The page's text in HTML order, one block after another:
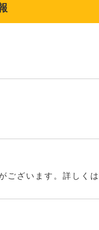
ざいます。詳しく